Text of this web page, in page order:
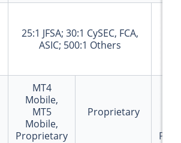
25:1 JFSA; 30:1 CySEC, FCA,
ASIC; 500:1 Others
MT4
Mobile,
MT5
Mobile,
Proprietary
Proprietary